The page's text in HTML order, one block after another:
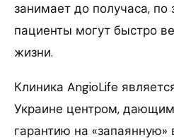
занимает до получаса,
пациенты могут быстро
жизни.
Клиника AngioLife
Украине центром,
гарантию на «запаянную»